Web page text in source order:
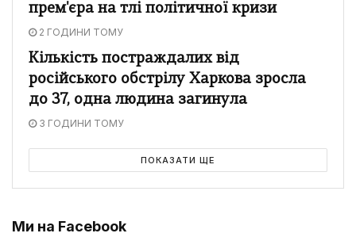
прем'єра на тлі політичної кризи
2 ГОДИНИ ТОМУ
Кількість постраждалих від
російського обстрілу Харкова зросла
до 37, одна людина загинула
3 ГОДИНИ ТОМУ
ПОКАЗАТИ ЩЕ
Ми на Facebook